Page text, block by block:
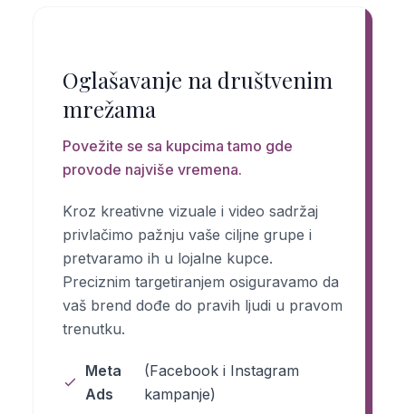
Oglašavanje na društvenim
mrežama
Povežite se sa kupcima tamo gde
provode najviše vremena.
Kroz kreativne vizuale i video sadržaj
privlačimo pažnju vaše ciljne grupe i
pretvaramo ih u lojalne kupce.
Preciznim targetiranjem osiguravamo da
vaš brend dođe do pravih ljudi u pravom
trenutku.
Meta
Ads
(Facebook i Instagram
kampanje)